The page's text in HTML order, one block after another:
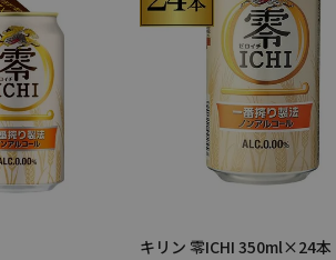
キリン 零ICHI 350ml×24本 ノンア